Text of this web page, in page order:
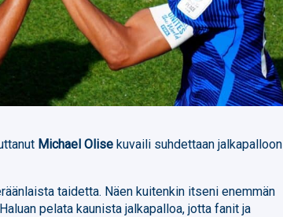
Michael Olise kuvaili suhdettaan jalkapalloon
taidetta. Näen kuitenkin itseni enemmän
pelata kaunista jalkapalloa, jotta fanit ja